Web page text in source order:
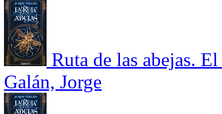
Ruta de las abejas.
Galán, Jorge